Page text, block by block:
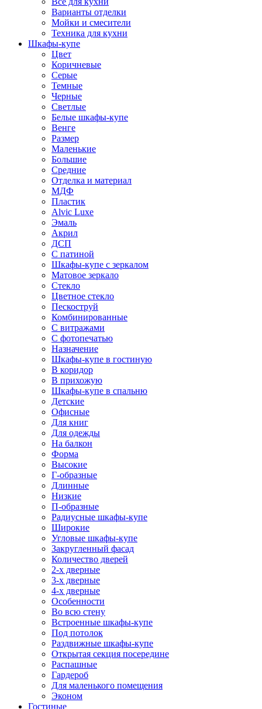
Варианты отделки
Мойки и смесители
Техника для кухни
Шкафы-купе
Цвет
Коричневые
Серые
Темные
Черные
Светлые
Белые шкафы-купе
Венге
Размер
Маленькие
Большие
Средние
Отделка и материал
МДФ
Пластик
Alvic Luxe
Эмаль
Акрил
ДСП
С патиной
Шкафы-купе с зеркалом
Матовое зеркало
Стекло
Цветное стекло
Пескоструй
Комбинированные
С витражами
С фотопечатью
Назначение
Шкафы-купе в гостиную
В коридор
В прихожую
Шкафы-купе в спальню
Детские
Офисные
Для книг
Для одежды
На балкон
Форма
Высокие
Г-образные
Длинные
Низкие
П-образные
Радиусные шкафы-купе
Широкие
Угловые шкафы-купе
Закругленный фасад
Количество дверей
2-х дверные
3-х дверные
4-х дверные
Особенности
Во всю стену
Встроенные шкафы-купе
Под потолок
Раздвижные шкафы-купе
Открытая секция посередине
Распашные
Гардероб
Для маленького помещения
Эконом
Гостиные